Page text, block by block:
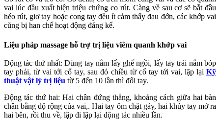
vai lúc đầu xuất hiện triệu chứng co rút. Càng về sau cơ sẽ bắt đầu
héo rút, giơ tay hoặc cong tay đều ít cảm thấy đau đớn, các khớp vai
cũng bị han chế hoạt động đáng kể.
Liệu pháp massage hỗ trợ trị liệu viêm quanh khớp vai
Động tác thứ nhất: Dùng tay nắm lấy ghế ngồi, lấy tay trái nắm bóp
tay phải, từ vai tới cổ tay, sau đó chiều từ cổ tay tới vai, lặp lại Kỹ
thuật vật lý trị liệu từ 5 đến 10 lần thì đổi tay.
Động tác thứ hai: Hai chân đứng thẳng, khoảng cách giữa hai bàn
chân bằng độ rộng của vai,. Hai tay ôm chặt gáy, hai khủy tay mở ra
hai bên, rồi thu về, lặp đi lặp lại động tác nhiều lần.